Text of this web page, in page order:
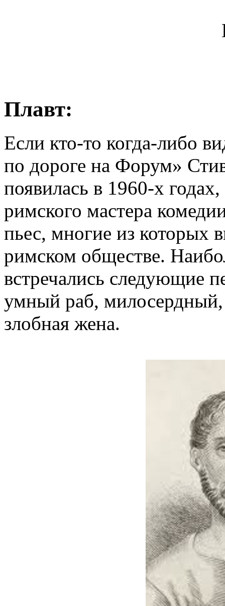
Плавт:
Если кто-то когда-либо
по дороге на Форум»
появилась в 1960-х
римского мастера
пьес, многие из которых
римском обществе.
встречались следующие
умный раб,
злобная жена.